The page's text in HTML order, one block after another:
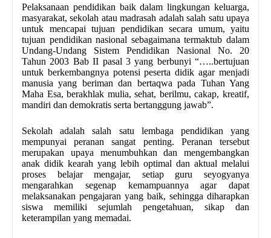
Pelaksanaan pendidikan baik dalam lingkungan keluarga,
masyarakat, sekolah atau madrasah adalah salah satu upaya
untuk mencapai tujuan pendidikan secara umum, yaitu
tujuan pendidikan nasional sebagaimana termaktub dalam
Undang-Undang Sistem Pendidikan Nasional No. 20
Tahun 2003 Bab II pasal 3 yang berbunyi “…..bertujuan
untuk berkembangnya potensi peserta didik agar menjadi
manusia yang beriman dan bertaqwa pada Tuhan Yang
Maha Esa, berakhlak mulia, sehat, berilmu, cakap, kreatif,
mandiri dan demokratis serta bertanggung jawab”.
Sekolah adalah salah satu lembaga pendidikan yang
mempunyai peranan sangat penting. Peranan tersebut
merupakan upaya menumbuhkan dan mengembangkan
anak didik kearah yang lebih optimal dan aktual melalui
proses belajar mengajar, setiap guru seyogyanya
mengarahkan segenap kemampuannya agar dapat
melaksanakan pengajaran yang baik, sehingga diharapkan
siswa memiliki sejumlah pengetahuan, sikap dan
keterampilan yang memadai.